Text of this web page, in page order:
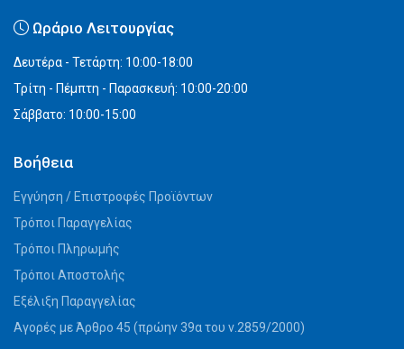
Ωράριο Λειτουργίας
Δευτέρα - Τετάρτη: 10:00-18:00
Τρίτη - Πέμπτη - Παρασκευή: 10:00-20:00
Σάββατο: 10:00-15:00
Βοήθεια
Εγγύηση / Επιστροφές Προϊόντων
Τρόποι Παραγγελίας
Τρόποι Πληρωμής
Τρόποι Αποστολής
Εξέλιξη Παραγγελίας
Αγορές με Άρθρο 45 (πρώην 39α του ν.2859/2000)